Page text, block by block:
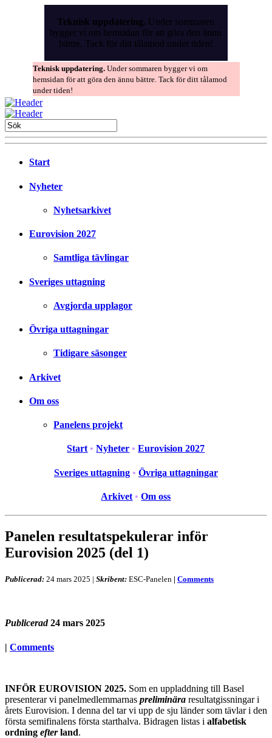
Teknisk uppdatering. Under sommaren
bygger vi om hemsidan för att göra den ännu
bättre. Tack för ditt tålamod under tiden!
Teknisk uppdatering. Under sommaren bygger vi om
hemsidan för att göra den ännu bättre. Tack för ditt tålamod
under tiden!
Start
Nyheter
Nyhetsarkivet
Eurovision 2027
Samtliga tävlingar
Sveriges uttagning
Avgjorda upplagor
Övriga uttagningar
Tidigare säsonger
Arkivet
Om oss
Panelens projekt
Start • Nyheter • Eurovision 2027
Sveriges uttagning • Övriga uttagningar
Arkivet • Om oss
Panelen resultatspekulerar inför
Eurovision 2025 (del 1)
Publicerad: 24 mars 2025 | Skribent: ESC-Panelen | Comments
Publicerad 24 mars 2025
| Comments
INFÖR EUROVISION 2025. Som en uppladdning till Basel
presenterar vi panelmedlemmarnas preliminära resultatgissningar i
årets Eurovision. I denna del tar vi upp de sju länder som tävlar i den
första semifinalens första starthalva. Bidragen listas i alfabetisk
ordning efterland.